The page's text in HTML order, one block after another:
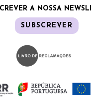
A NOSSA
SUBSCREVER